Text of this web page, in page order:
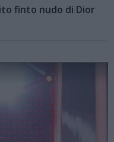
finto nudo di Dior